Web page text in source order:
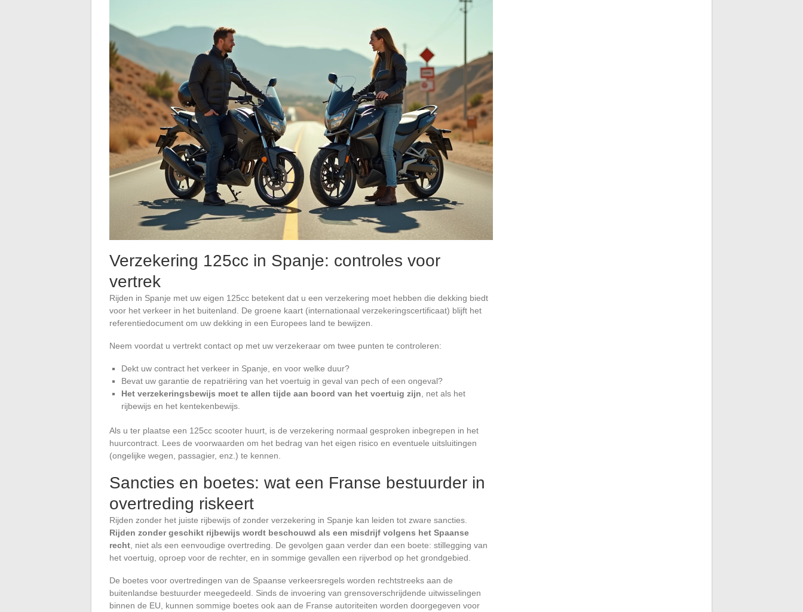
Verzekering 125cc in Spanje: controles voor
vertrek
Rijden in Spanje met uw eigen 125cc betekent dat u een verzekering moet hebben die dekking biedt
voor het verkeer in het buitenland. De groene kaart (internationaal verzekeringscertificaat) blijft het
referentiedocument om uw dekking in een Europees land te bewijzen.
Neem voordat u vertrekt contact op met uw verzekeraar om twee punten te controleren:
Dekt uw contract het verkeer in Spanje, en voor welke duur?
Bevat uw garantie de repatriëring van het voertuig in geval van pech of een ongeval?
Het verzekeringsbewijs moet te allen tijde aan boord van het voertuig zijn , net als het
rijbewijs en het kentekenbewijs.
Als u ter plaatse een 125cc scooter huurt, is de verzekering normaal gesproken inbegrepen in het
huurcontract. Lees de voorwaarden om het bedrag van het eigen risico en eventuele uitsluitingen
(ongelijke wegen, passagier, enz.) te kennen.
Sancties en boetes: wat een Franse bestuurder in
overtreding riskeert
Rijden zonder het juiste rijbewijs of zonder verzekering in Spanje kan leiden tot zware sancties.
Rijden zonder geschikt rijbewijs wordt beschouwd als een misdrijf volgens het Spaanse
recht , niet als een eenvoudige overtreding. De gevolgen gaan verder dan een boete: stillegging van
het voertuig, oproep voor de rechter, en in sommige gevallen een rijverbod op het grondgebied.
De boetes voor overtredingen van de Spaanse verkeersregels worden rechtstreeks aan de
buitenlandse bestuurder meegedeeld. Sinds de invoering van grensoverschrijdende uitwisselingen
binnen de EU, kunnen sommige boetes ook aan de Franse autoriteiten worden doorgegeven voor